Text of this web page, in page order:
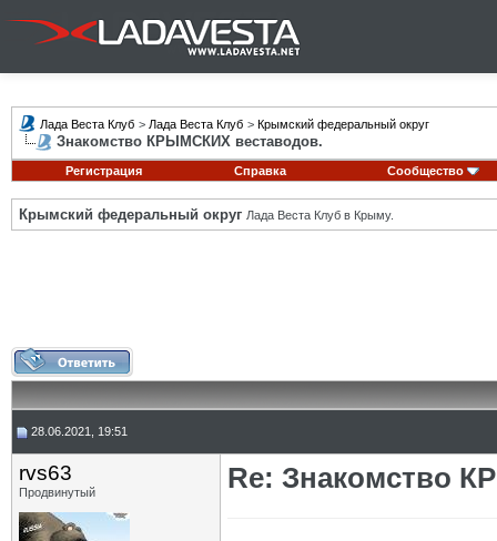
Лада Веста Клуб > Лада Веста Клуб > Крымский федеральный округ
Знакомство КРЫМСКИХ веставодов.
Регистрация Справка Сообщество
Крымский федеральный округ Лада Веста Клуб в Крыму.
28.06.2021, 19:51
rvs63
Продвинутый Re: Знакомство